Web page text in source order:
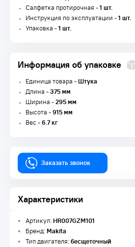
Салфетка протирочная -1 шт.
Инструкция по эксплуатации -1 шт.
Упаковка -1 шт.
Информация об упаковке
Единица товара -Штука
Длина -375 мм
Ширина -295 мм
Высота -915 мм
Вес -6.7 кг
Заказать звонок
Характеристики
Артикул:HR007GZM101
Бренд:Makita
Тип двигателя:бесщеточный